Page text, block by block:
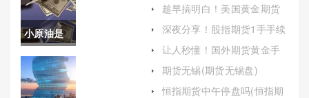
小原油是
期货吗(纽
约原油期
吗)
趁早搞明白！美国黄金期货
黄金期货保证金的计算方法
及其对投资者的影响）
深夜分享！股指期货1手手续
巧）
让人秒懂！国外期货黄金手
期货无锡(期货无锡盘)
恒指期货中午停盘吗(恒指期